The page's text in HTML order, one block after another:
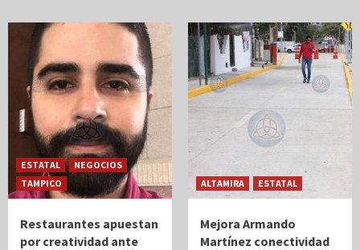
ESTATAL
NEGOCIOS
TAMPICO
Restaurantes apuestan
por creatividad ante
ALTAMIRA ESTATAL
Mejora Armando
Martínez conectividad